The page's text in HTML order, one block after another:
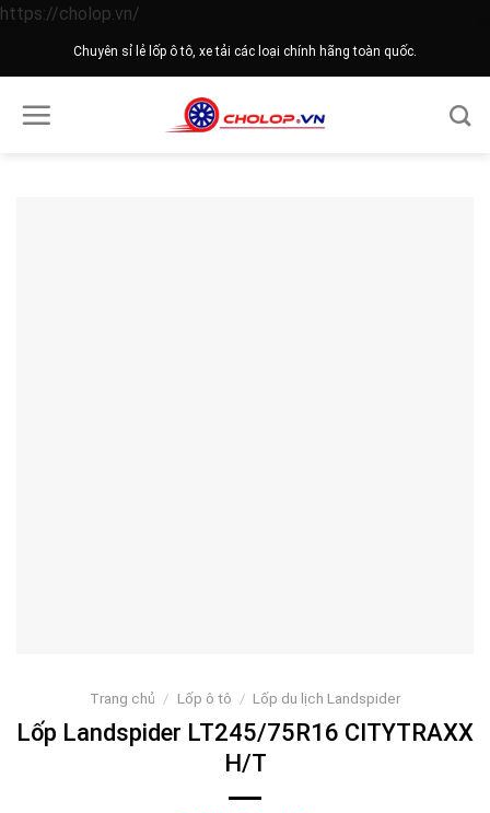
https://cholop.vn/
to
Chuyên sỉ lẻ lốp ô tô, xe tải các loại chính hãng toàn quốc.
Trang chủ / Lốp ô tô / Lốp du lịch Landspider
Lốp Landspider LT245/75R16 CITYTRAXX
H/T